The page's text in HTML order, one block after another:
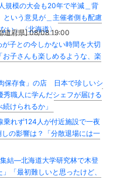
規模の大会も20年で半減＿背
という意見が＿主催者側も配慮
い」〈北海道〉
道府県] 08/08 19:00
子との今しかない時間を大切
子さんも楽しめるような、楽
保存食」の店 日本で珍しいシ
職人に学んだシェフが届ける
けられるか」
乗れず124人が付近施設で一夜
の影響は？「分散退場には一
結―北海道大学研究林で木登
「最初難しいと思ったけど、